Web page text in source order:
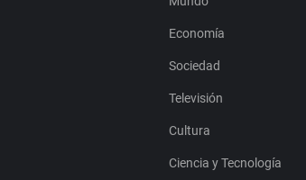
Economía
Sociedad
Televisión
Cultura
Ciencia y Tecnología